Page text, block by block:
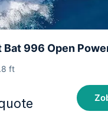
996 Open
ft